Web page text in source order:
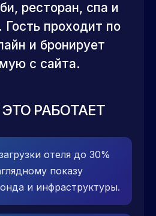
ресторан, спа и
проходит по
и бронирует
с сайта.
РАБОТАЕТ
отеля до 30%
показу
и инфраструктуры.